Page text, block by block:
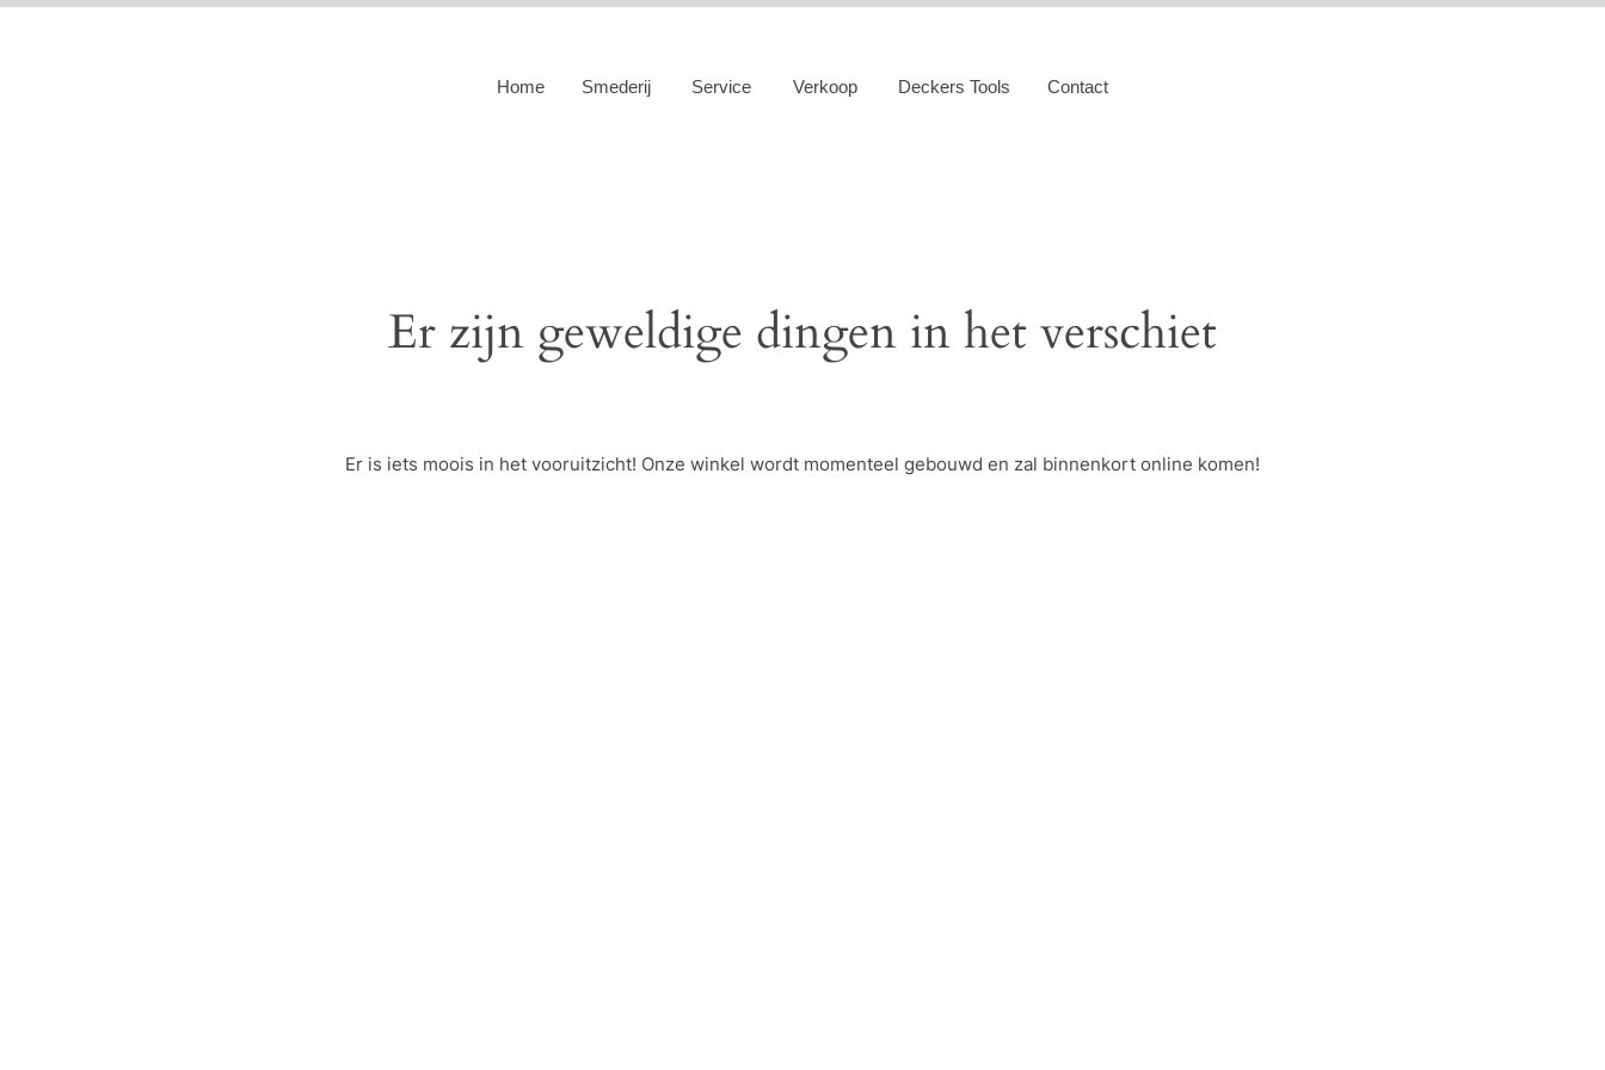
Home Smederij Service Verkoop Deckers Tools Contact
Er zijn geweldige dingen in het verschiet
Er is iets moois in het vooruitzicht! Onze winkel wordt momenteel gebouwd en zal binnenkort online komen!